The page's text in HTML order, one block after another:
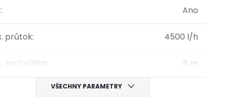
: Ano
průtok: 4500 l/h
sací výška: 8 m
VŠECHNY PARAMETRY